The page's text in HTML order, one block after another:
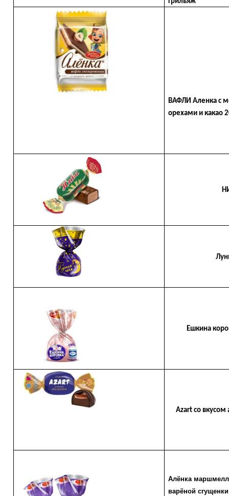
ВАФЛИ Аленка с
орехами и какао
Лунная
Ешкина
Azart со вкусом
Алёнка
варёной сгущенки